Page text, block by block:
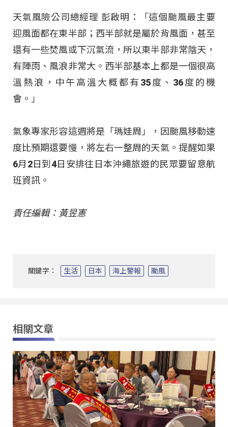
天氣風險公司總經理 彭啟明：「這個颱風最主要
迎風面都在東半部；西半部就是屬於背風面，甚至
還有一些焚風或下沉氣流，所以東半部非常陰天，
有陣雨、風浪非常大。西半部基本上都是一個很高
溫熱浪，中午高溫大概都有35度、36度的機
會。」
氣象專家形容這週將是「瑪娃周」，因颱風移動速
度比預期還要慢，將左右一整周的天氣。提醒如果
6月2日到4日安排往日本沖繩旅遊的民眾要留意航
班資訊。
責任編輯：黃昱憲
關鍵字： 生活 日本 海上警報 颱風
相關文章